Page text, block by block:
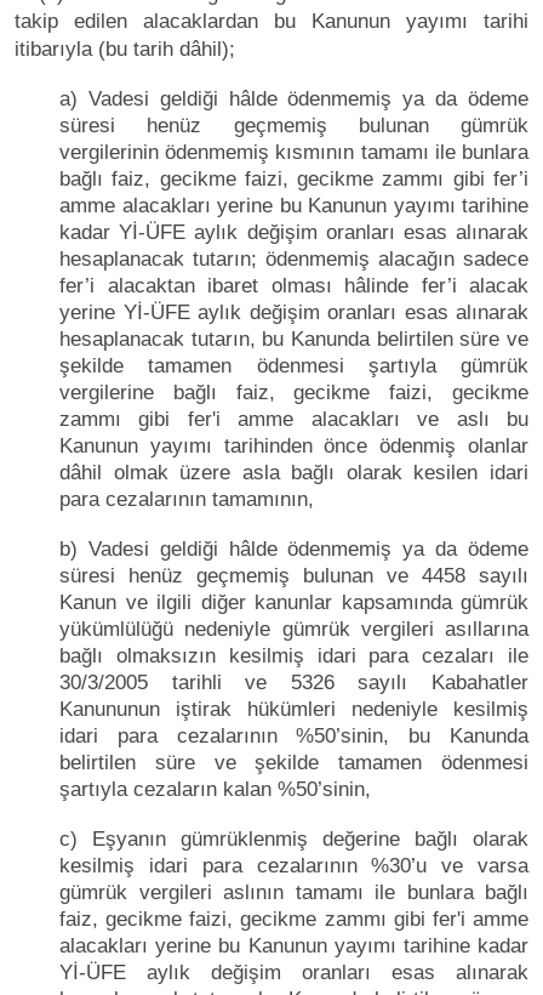
takip edilen alacaklardan bu Kanunun yayımı tarihi
itibarıyla (bu tarih dâhil);
a) Vadesi geldiği hâlde ödenmemiş ya da ödeme
süresi henüz geçmemiş bulunan gümrük
vergilerinin ödenmemiş kısmının tamamı ile bunlara
bağlı faiz, gecikme faizi, gecikme zammı gibi fer’i
amme alacakları yerine bu Kanunun yayımı tarihine
kadar Yİ-ÜFE aylık değişim oranları esas alınarak
hesaplanacak tutarın; ödenmemiş alacağın sadece
fer’i alacaktan ibaret olması hâlinde fer’i alacak
yerine Yİ-ÜFE aylık değişim oranları esas alınarak
hesaplanacak tutarın, bu Kanunda belirtilen süre ve
şekilde tamamen ödenmesi şartıyla gümrük
vergilerine bağlı faiz, gecikme faizi, gecikme
zammı gibi fer'i amme alacakları ve aslı bu
Kanunun yayımı tarihinden önce ödenmiş olanlar
dâhil olmak üzere asla bağlı olarak kesilen idari
para cezalarının tamamının,
b) Vadesi geldiği hâlde ödenmemiş ya da ödeme
süresi henüz geçmemiş bulunan ve 4458 sayılı
Kanun ve ilgili diğer kanunlar kapsamında gümrük
yükümlülüğü nedeniyle gümrük vergileri asıllarına
bağlı olmaksızın kesilmiş idari para cezaları ile
30/3/2005 tarihli ve 5326 sayılı Kabahatler
Kanununun iştirak hükümleri nedeniyle kesilmiş
idari para cezalarının %50’sinin, bu Kanunda
belirtilen süre ve şekilde tamamen ödenmesi
şartıyla cezaların kalan %50’sinin,
c) Eşyanın gümrüklenmiş değerine bağlı olarak
kesilmiş idari para cezalarının %30’u ve varsa
gümrük vergileri aslının tamamı ile bunlara bağlı
faiz, gecikme faizi, gecikme zammı gibi fer'i amme
alacakları yerine bu Kanunun yayımı tarihine kadar
Yİ-ÜFE aylık değişim oranları esas alınarak